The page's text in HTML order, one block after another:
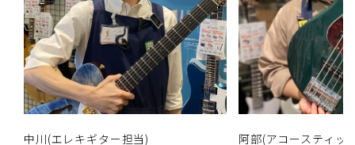
中川(エレキギター担当)
阿部(アコースティッ